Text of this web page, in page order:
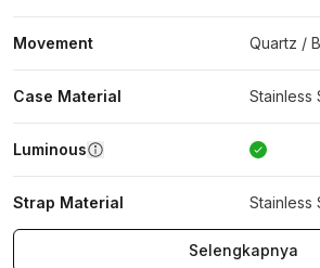
Movement Quartz /
Case Material Stainless
Luminous
Strap Material Stainless
Selengkapnya